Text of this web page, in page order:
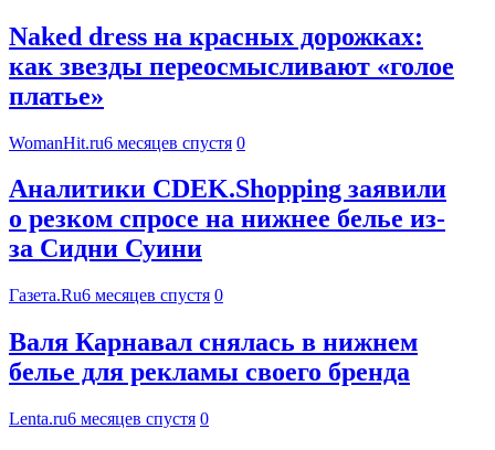
Naked dress на красных дорожках:
как звезды переосмысливают «голое
платье»
WomanHit.ru6 месяцев спустя 0
Аналитики CDEK.Shopping заявили
о резком спросе на нижнее белье из-
за Сидни Суини
Газета.Ru6 месяцев спустя 0
Валя Карнавал снялась в нижнем
белье для рекламы своего бренда
Lenta.ru6 месяцев спустя 0